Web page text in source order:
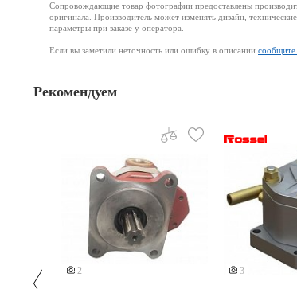
Сопровождающие товар фотографии предоставлены
оригинала. Производитель может изменять дизайн,
параметры при заказе у оператора.
Если вы заметили неточность или ошибку в описании
Рекомендуем
2 3